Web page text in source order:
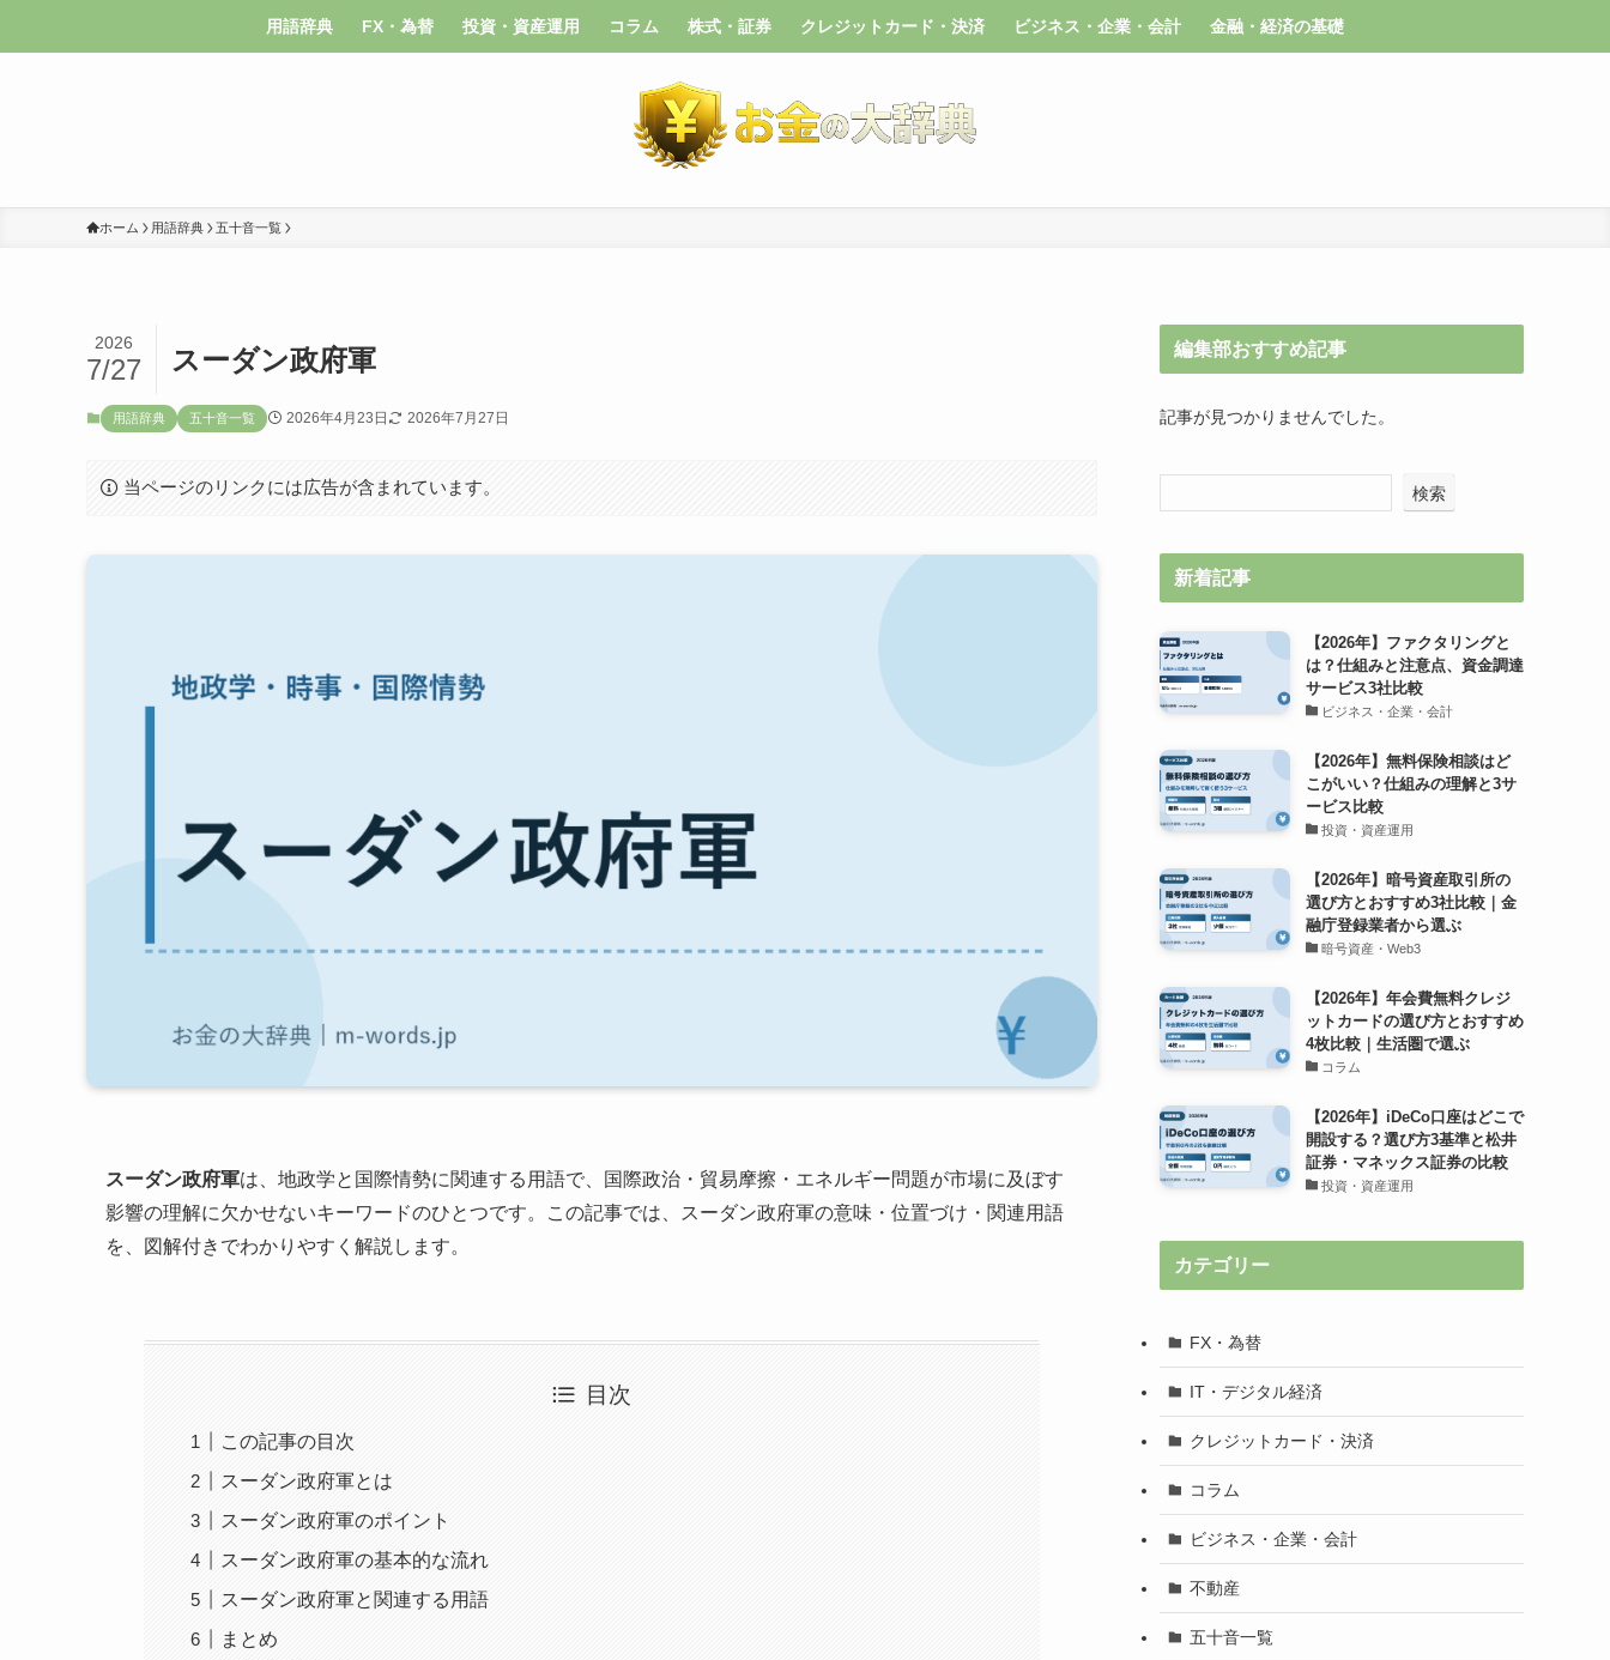
用語辞典 FX・為替 投資・資産運用 コラム 株式・証券 クレジットカード・決済 ビジネス・企業・会計 金融・経済の基礎
ホーム 用語辞典 五十音一覧
スーダン政府軍
2026
7/27
用語辞典 五十音一覧 2026年4月23日 2026年7月27日
当ページのリンクには広告が含まれています。
スーダン政府軍は、地政学と国際情勢に関連する用語で、国際政治・貿易摩擦・エネルギー問題が市場に及ぼす
影響の理解に欠かせないキーワードのひとつです。この記事では、スーダン政府軍の意味・位置づけ・関連用語
を、図解付きでわかりやすく解説します。
目次
この記事の目次
スーダン政府軍とは
スーダン政府軍のポイント
スーダン政府軍の基本的な流れ
スーダン政府軍と関連する用語
まとめ
編集部おすすめ記事
記事が見つかりませんでした。
検索
新着記事
【2026年】ファクタリングと
は？仕組みと注意点、資金調達
サービス3社比較
ビジネス・企業・会計
【2026年】無料保険相談はど
こがいい？仕組みの理解と3サ
ービス比較
投資・資産運用
【2026年】暗号資産取引所の
選び方とおすすめ3社比較｜金
融庁登録業者から選ぶ
暗号資産・Web3
【2026年】年会費無料クレジ
ットカードの選び方とおすすめ
4枚比較｜生活圏で選ぶ
コラム
【2026年】iDeCo口座はどこで
開設する？選び方3基準と松井
証券・マネックス証券の比較
投資・資産運用
カテゴリー
FX・為替
IT・デジタル経済
クレジットカード・決済
コラム
ビジネス・企業・会計
不動産
五十音一覧